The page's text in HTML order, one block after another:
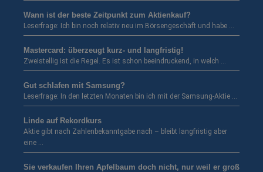
Wann ist der beste Zeitpunkt zum Aktienkauf?
Leserfrage: Ich bin noch relativ neu im Börsengeschäft und habe …
Mastercard: überzeugt kurz- und langfristig!
Zweistellig ist die Regel. Es ist schon beeindruckend, in welch …
Gut schlafen mit Samsung?
Leserfrage: In den letzten Monaten bin ich mit der Samsung-Aktie …
Linde auf Rekordkurs
Aktie gibt nach Zahlenbekanntgabe nach – bleibt langfristig aber
eine …
Sie verkaufen Ihren Apfelbaum doch nicht, nur weil er groß